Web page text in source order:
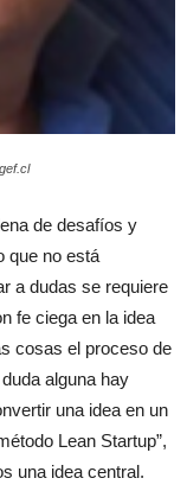
de desafíos y
que no está
a dudas se requiere
fe ciega en la idea
cosas el proceso de
alguna hay
una idea en un
Lean Startup”,
una idea central.